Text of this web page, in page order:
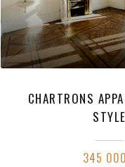
CHARTRONS
STYLE
345